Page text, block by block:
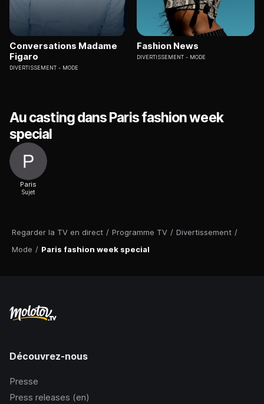
Regarder la TV en direct / Programme TV / Divertissement /
Mode / Paris fashion week special
Conversations Madame
Figaro
DIVERTISSEMENT MODE
Fashion News
DIVERTISSEMENT MODE
Au casting dans Paris fashion week
special
Paris
Sujet
Découvrez-nous
Presse
Press releases (en)